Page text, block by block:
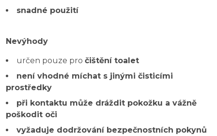
snadné použití
Nevýhody
určen pouze pro čištění toalet
není vhodné míchat s jinými čisticími
prostředky
při kontaktu může dráždit pokožku a vážně
poškodit oči
vyžaduje dodržování bezpečnostních pokynů